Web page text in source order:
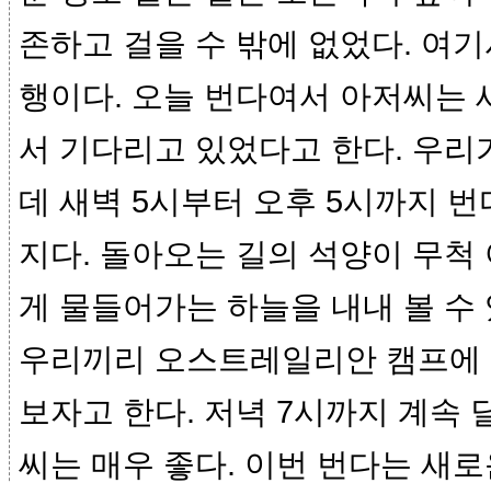
존하고 걸을 수 밖에 없었다. 여
행이다. 오늘 번다여서 아저씨는
서 기다리고 있었다고 한다. 우리
데 새벽 5시부터 오후 5시까지
지다. 돌아오는 길의 석양이 무척
게 물들어가는 하늘을 내내 볼 수
우리끼리 오스트레일리안 캠프
보자고 한다. 저녁 7시까지 계속
씨는 매우 좋다. 이번 번다는 새